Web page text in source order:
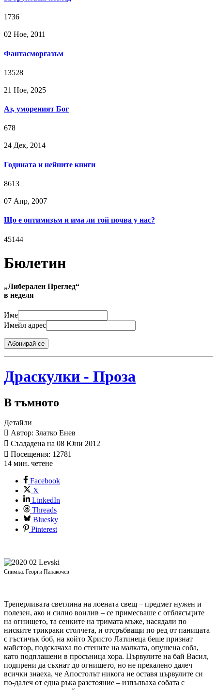
1736
02 Ное, 2011
Фантасморгазъм
13528
21 Ное, 2025
Аз, умореният Бог
678
24 Дек, 2014
Годината и нейните книги
8613
07 Апр, 2007
Що е оптимизъм и има ли той почва у нас?
45144
Бюлетин
„Либерален Преглед“
в неделя
Име
Имейл адрес
Абонирай се
Драскулки - Проза
В тъмното
Детайли
Автор: Златко Енев
Създадена на 08 Юни 2012
Посещения: 12781
14 мин. четене
Facebook
X
LinkedIn
Threads
Bluesky
Pinterest
Снимка: Георги Папакочев
Треперливата светлина на лоената свещ – предмет нужен и
полезен, ако и силно вонлив – се примесваше с отблясъците
на огнището, та сенките на тримата мъже, насядали по
ниските трикраки столчета, и отсръбващи по ред от паницата
с гъстичък боб, на който Христо Латинеца беше признат
майстор, подскачаха по стените на малката, опушена соба,
като подплашени в просъница хора. Цървулите на бай Васил,
подпрени да съхнат до огнището, но не прекалено далеч –
всички знаеха, че Апостолът никога не оставя цървулите си
по-далеч от една ръка разстояние – изпълваха собата с